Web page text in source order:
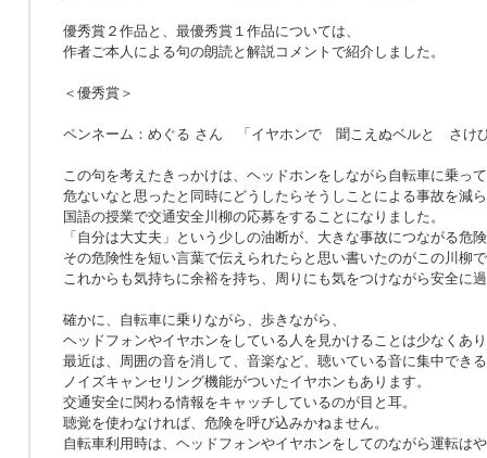
優秀賞２作品と、最優秀賞１作品については、
作者ご本人による句の朗読と解説コメントで紹介しました。
＜優秀賞＞
ペンネーム：めぐる さん 「イヤホンで 聞こえぬベルと さけ
この句を考えたきっかけは、ヘッドホンをしながら自転車に乗っ
危ないなと思ったと同時にどうしたらそうしことによる事故を減
国語の授業で交通安全川柳の応募をすることになりました。
「自分は大丈夫」という少しの油断が、大きな事故につながる危
その危険性を短い言葉で伝えられたらと思い書いたのがこの川柳
これからも気持ちに余裕を持ち、周りにも気をつけながら安全に
確かに、自転車に乗りながら、歩きながら、
ヘッドフォンやイヤホンをしている人を見かけることは少なくあ
最近は、周囲の音を消して、音楽など、聴いている音に集中できる
ノイズキャンセリング機能がついたイヤホンもあります。
交通安全に関わる情報をキャッチしているのが目と耳。
聴覚を使わなければ、危険を呼び込みかねません。
自転車利用時は、ヘッドフォンやイヤホンをしてのながら運転は